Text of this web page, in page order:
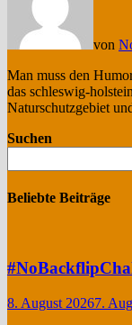
von
Man muss den
das schleswig-
Naturschutzgebiet
Suchen
Beliebte Beiträge
8. August 20267.